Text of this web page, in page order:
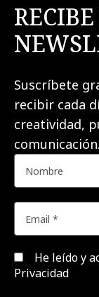
Suscríbete
recibir cada
creatividad,
comunicación.
He leído y
Privacidad